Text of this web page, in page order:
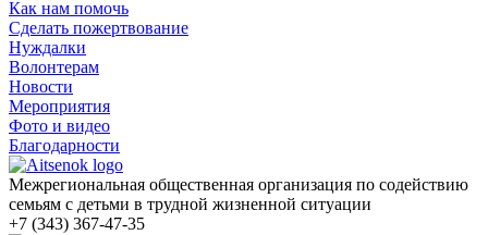
Как нам помочь
Сделать пожертвование
Нуждалки
Волонтерам
Новости
Мероприятия
Фото и видео
Благодарности
Межрегиональная общественная организация по содействию
семьям с детьми в трудной жизненной ситуации
+7 (343) 367-47-35